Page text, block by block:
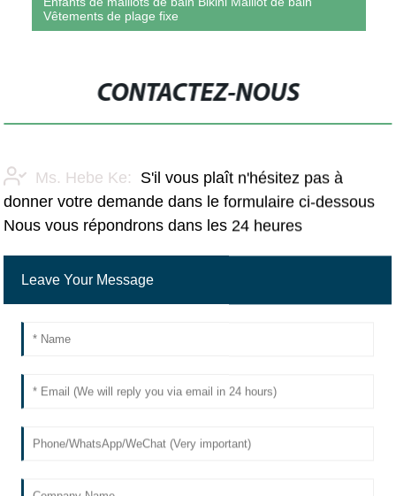
Vêtements de plage fixe
CONTACTEZ-NOUS
Ms. Hebe Ke:
S'il vous plaît n'hésitez pas à
donner votre demande dans le formulaire ci-dessous
Nous vous répondrons dans les 24 heures